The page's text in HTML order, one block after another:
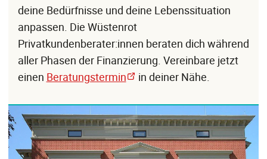
deine Bedürfnisse und deine Lebenssituation
anpassen. Die Wüstenrot
Privatkundenberater:innen beraten dich während
aller Phasen der Finanzierung. Vereinbare jetzt
einen Beratungstermin in deiner Nähe.